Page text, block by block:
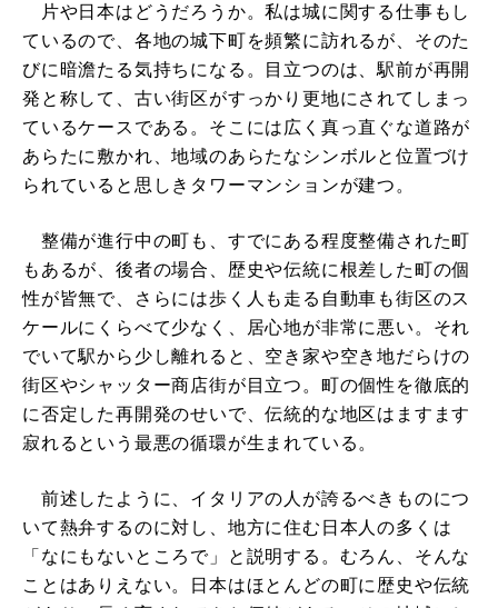
片や日本はどうだろうか。私は城に関する仕事もし
ているので、各地の城下町を頻繁に訪れるが、そのた
びに暗澹たる気持ちになる。目立つのは、駅前が再開
発と称して、古い街区がすっかり更地にされてしまっ
ているケースである。そこには広く真っ直ぐな道路が
あらたに敷かれ、地域のあらたなシンボルと位置づけ
られていると思しきタワーマンションが建つ。
整備が進行中の町も、すでにある程度整備された町
もあるが、後者の場合、歴史や伝統に根差した町の個
性が皆無で、さらには歩く人も走る自動車も街区のス
ケールにくらべて少なく、居心地が非常に悪い。それ
でいて駅から少し離れると、空き家や空き地だらけの
街区やシャッター商店街が目立つ。町の個性を徹底的
に否定した再開発のせいで、伝統的な地区はますます
寂れるという最悪の循環が生まれている。
前述したように、イタリアの人が誇るべきものにつ
いて熱弁するのに対し、地方に住む日本人の多くは
「なにもないところで」と説明する。むろん、そんな
ことはありえない。日本はほとんどの町に歴史や伝統